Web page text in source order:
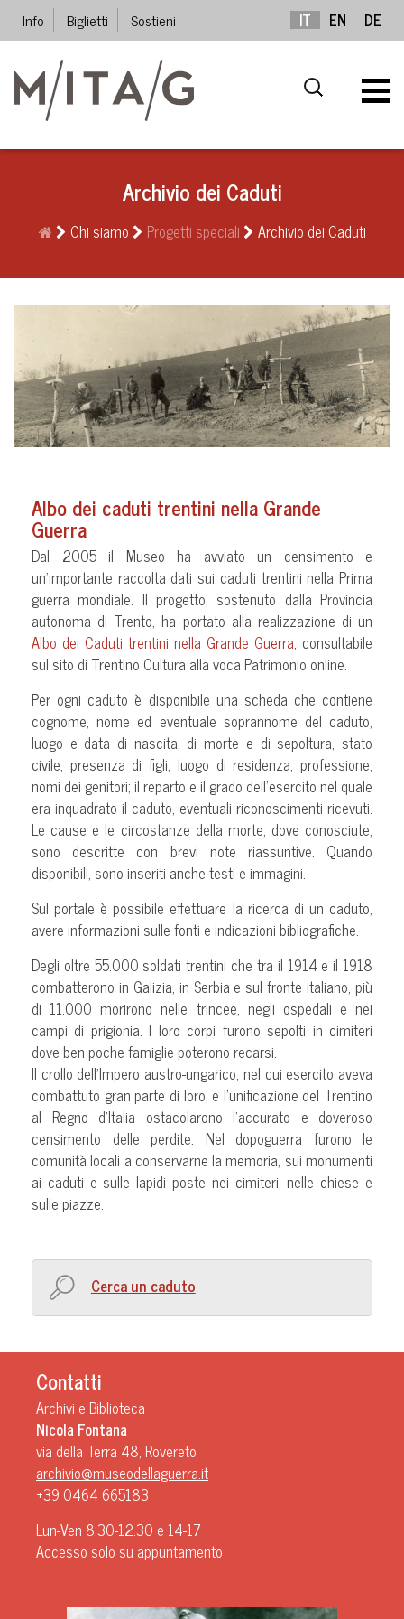
Info Biglietti Sostieni IT EN DE
Archivio dei Caduti
Chi siamo Progetti speciali Archivio dei Caduti
Albo dei caduti trentini nella Grande
Guerra
Dal 2005 il Museo ha avviato un censimento e
un’importante raccolta dati sui caduti trentini nella Prima
guerra mondiale. Il progetto, sostenuto dalla Provincia
autonoma di Trento, ha portato alla realizzazione di un
Albo dei Caduti trentini nella Grande Guerra, consultabile
sul sito di Trentino Cultura alla voca Patrimonio online.
Per ogni caduto è disponibile una scheda che contiene
cognome, nome ed eventuale soprannome del caduto,
luogo e data di nascita, di morte e di sepoltura, stato
civile, presenza di figli, luogo di residenza, professione,
nomi dei genitori; il reparto e il grado dell’esercito nel quale
era inquadrato il caduto, eventuali riconoscimenti ricevuti.
Le cause e le circostanze della morte, dove conosciute,
sono descritte con brevi note riassuntive. Quando
disponibili, sono inseriti anche testi e immagini.
Sul portale è possibile effettuare la ricerca di un caduto,
avere informazioni sulle fonti e indicazioni bibliografiche.
Degli oltre 55.000 soldati trentini che tra il 1914 e il 1918
combatterono in Galizia, in Serbia e sul fronte italiano, più
di 11.000 morirono nelle trincee, negli ospedali e nei
campi di prigionia. I loro corpi furono sepolti in cimiteri
dove ben poche famiglie poterono recarsi.
Il crollo dell’Impero austro-ungarico, nel cui esercito aveva
combattuto gran parte di loro, e l’unificazione del Trentino
al Regno d’Italia ostacolarono l’accurato e doveroso
censimento delle perdite. Nel dopoguerra furono le
comunità locali a conservarne la memoria, sui monumenti
ai caduti e sulle lapidi poste nei cimiteri, nelle chiese e
sulle piazze.
Cerca un caduto
Contatti
Archivi e Biblioteca
Nicola Fontana
via della Terra 48, Rovereto
archivio@museodellaguerra.it
+39 0464 665183
Lun-Ven 8.30-12.30 e 14-17
Accesso solo su appuntamento